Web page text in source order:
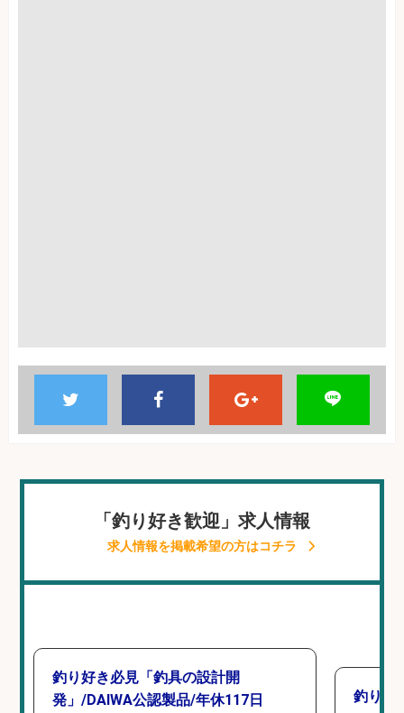
「釣り好き歓迎」求人情報
求人情報を掲載希望の方はコチラ
釣り好き必見「釣具の設計開
発」/DAIWA公認製品/年休117日
釣り具